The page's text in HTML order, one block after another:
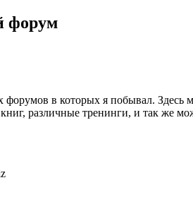
форум
форумов в которых я побывал.
различные тренинги, и так же